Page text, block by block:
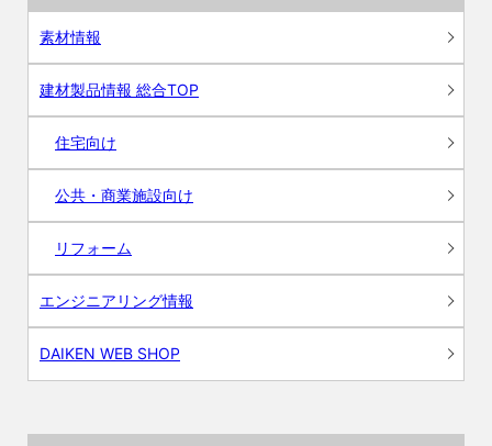
素材情報
建材製品情報 総合TOP
住宅向け
公共・商業施設向け
リフォーム
エンジニアリング情報
DAIKEN WEB SHOP